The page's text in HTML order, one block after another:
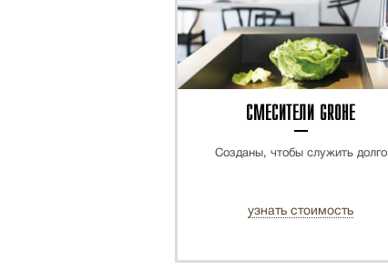
СМЕСИТЕЛИ GROHE
Созданы, чтобы служить долго
узнать стоимость